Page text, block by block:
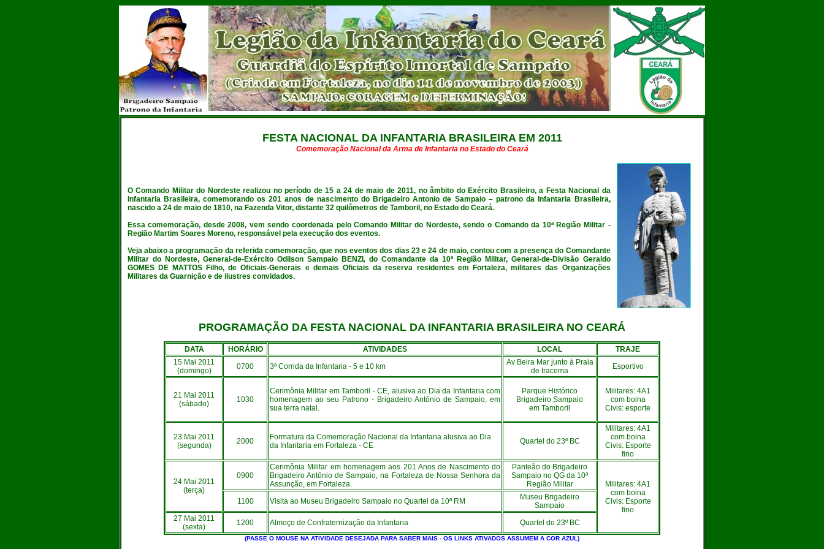
FESTA NACIONAL DA INFANTARIA BRASILEIRA EM 2011
Comemoração Nacional da Arma de Infantaria no Estado do Ceará
O Comando Militar do Nordesterealizou no período de 15 a 24 de maio de 2011, no âmbito do Exército Brasileiro, a Festa Nacional da
Infantaria Brasileira, comemorando os 201 anos de nascimento do Brigadeiro Antonio de Sampaio– patrono da Infantaria Brasileira,
nascido a 24 de maio de 1810, na Fazenda Vitor, distante 32 quilômetros de Tamboril, no Estado do Ceará.
Essa comemoração, desde 2008, vem sendo coordenada pelo Comando Militar do Nordeste, sendo o Comando da 10ª Região Militar -
Região Martim Soares Moreno, responsável pela execução dos eventos.
Veja abaixo a programação da referida comemoração, que nos eventos dos dias 23 e 24 de maio, contou com a presença do Comandante
Militar do Nordeste, General-de-Exército Odilson Sampaio BENZI ,do Comandante da 10ª Região Militar, General-de-Divisão Geraldo
GOMES DE MATTOS Filho, de Oficiais-Generais e demais Oficiais da reserva residentes em Fortaleza, militares das Organizações
Militares da Guarnição e de ilustres convidados.
PROGRAMAÇÃO DA FESTA NACIONAL DA INFANTARIA BRASILEIRANO CEARÁ
DATA HORÁRIO ATIVIDADES LOCAL
TRAJE
15 Mai 2011
(domingo)
0700 3ª Corrida da Infantaria - 5 e 10 km
Av Beira Mar junto à Praia
de Iracema
Esportivo
21 Mai 2011
(sábado)
1030
Cerimônia Militar em Tamboril - CE, alusiva ao Dia da Infantaria com
homenagem ao seu Patrono - Brigadeiro Antônio de Sampaio, em
sua terra natal.
Parque Histórico
Brigadeiro Sampaio
em Tamboril
Militares: 4A1
com boina
Civis: esporte
23 Mai 2011
(segunda)
2000
Formatura da Comemoração Nacional da Infantaria alusiva ao Dia
da Infantaria em Fortaleza - CE
Quartel do 23º BC
Militares: 4A1
com boina
Civis: Esporte
fino
24 Mai 2011
(terça)
0900
Cerimônia Militar em homenagem aos 201 Anos de Nascimento do
Brigadeiro Antônio de Sampaio, na Fortaleza de Nossa Senhora da
Assunção, em Fortaleza.
Panteão do Brigadeiro
Sampaio no QG da 10ª
Região Militar
Militares: 4A1
com boina
Civis: Esporte
fino
1100 Visita ao Museu Brigadeiro Sampaio no Quartel da 10ª RM
Museu Brigadeiro
Sampaio
27 Mai 2011
(sexta)
1200 Almoço de Confraternização da Infantaria Quartel do 23º BC
(PASSE O MOUSE NA ATIVIDADE DESEJADA PARA SABER MAIS - OS LINKS ATIVADOS ASSUMEM A COR AZUL)